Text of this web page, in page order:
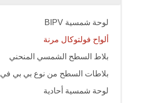
لوحة شمسية BIPV
ألواح فولتوكال مرنة
بلاط السطح الشمسي المنحني
بلاطات السطح من نوع بي بي في
لوحة شمسية أحادية